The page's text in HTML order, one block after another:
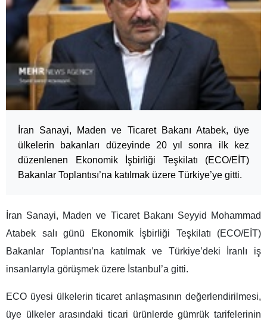
İran Sanayi, Maden ve Ticaret Bakanı Atabek, üye
ülkelerin bakanları düzeyinde 20 yıl sonra ilk kez
düzenlenen Ekonomik İşbirliği Teşkilatı (ECO/EİT)
Bakanlar Toplantısı’na katılmak üzere Türkiye’ye gitti.
İran Sanayi, Maden ve Ticaret Bakanı Seyyid Mohammad
Atabek salı günü Ekonomik İşbirliği Teşkilatı (ECO/EİT)
Bakanlar Toplantısı’na katılmak ve Türkiye’deki İranlı iş
insanlarıyla görüşmek üzere İstanbul’a gitti.
ECO üyesi ülkelerin ticaret anlaşmasının değerlendirilmesi,
üye ülkeler arasındaki ticari ürünlerde gümrük tarifelerinin